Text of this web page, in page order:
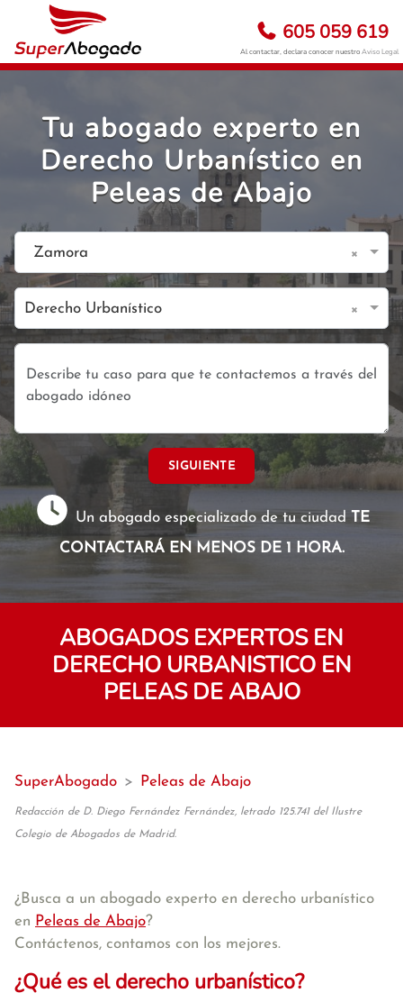
605 059 619
Al contactar, declara conocer nuestroAviso Legal
Tu abogado experto en
Derecho Urbanístico en
Peleas de Abajo
Zamora ×
Derecho Urbanístico ×
SIGUIENTE
Un abogado especializado de tu ciudadTE
CONTACTARÁ EN MENOS DE 1 HORA.
ABOGADOS EXPERTOS EN
DERECHO URBANISTICO EN
PELEAS DE ABAJO
SuperAbogado > Peleas de Abajo
Redacción de D. Diego Fernández Fernández, letrado 125.741 del Ilustre
Colegio de Abogados de Madrid.
¿Busca a un abogado experto en derecho urbanístico
en Peleas de Abajo?
Contáctenos, contamos con los mejores.
¿Qué es el derecho urbanístico?